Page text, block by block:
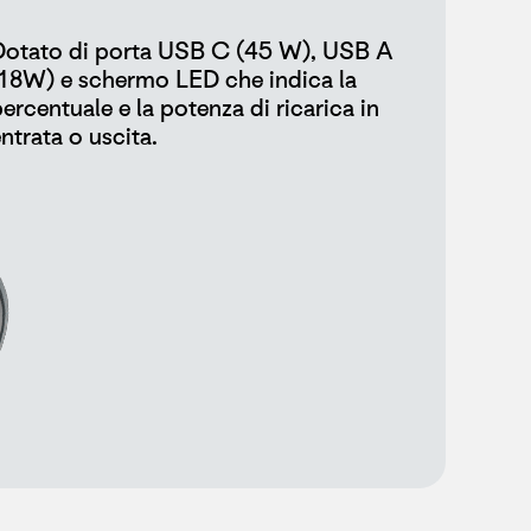
di porta USB C (45 W), USB A
e schermo LED che indica la
e la potenza di ricarica in
o uscita.